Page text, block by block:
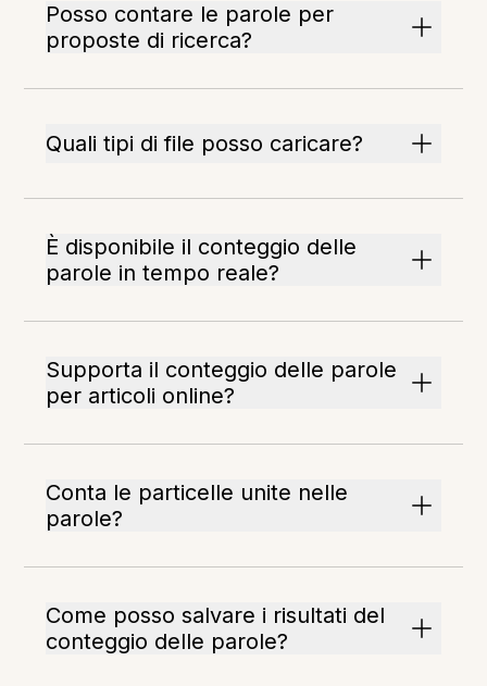
Posso contare le parole per
proposte di ricerca?
Quali tipi di file posso caricare?
È disponibile il conteggio delle
parole in tempo reale?
Supporta il conteggio delle parole
per articoli online?
Conta le particelle unite nelle
parole?
Come posso salvare i risultati del
conteggio delle parole?